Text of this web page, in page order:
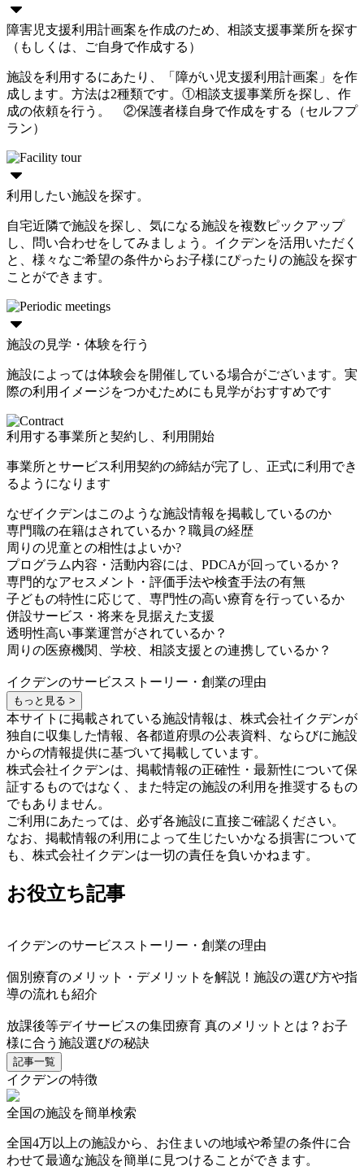
障害児支援利用計画案を作成のため、相談支援事業所を探す
（もしくは、ご自身で作成する）
施設を利用するにあたり、「障がい児支援利用計画案」を作
成します。方法は2種類です。①相談支援事業所を探し、作
成の依頼を行う。 ②保護者様自身で作成をする（セルフプ
ラン）
利用したい施設を探す。
自宅近隣で施設を探し、気になる施設を複数ピックアップ
し、問い合わせをしてみましょう。イクデンを活用いただく
と、様々なご希望の条件からお子様にぴったりの施設を探す
ことができます。
施設の見学・体験を行う
施設によっては体験会を開催している場合がございます。実
際の利用イメージをつかむためにも見学がおすすめです
利用する事業所と契約し、利用開始
事業所とサービス利用契約の締結が完了し、正式に利用でき
るようになります
なぜイクデンはこのような施設情報を掲載しているのか
専門職の在籍はされているか？職員の経歴
周りの児童との相性はよいか?
プログラム内容・活動内容には、PDCAが回っているか？
専門的なアセスメント・評価手法や検査手法の有無
子どもの特性に応じて、専門性の高い療育を行っているか
併設サービス・将来を見据えた支援
透明性高い事業運営がされているか？
周りの医療機関、学校、相談支援との連携しているか？
イクデンのサービスストーリー・創業の理由
もっと見る >
本サイトに掲載されている施設情報は、株式会社イクデンが
独自に収集した情報、各都道府県の公表資料、ならびに施設
からの情報提供に基づいて掲載しています。
株式会社イクデンは、掲載情報の正確性・最新性について保
証するものではなく、また特定の施設の利用を推奨するもの
でもありません。
ご利用にあたっては、必ず各施設に直接ご確認ください。
なお、掲載情報の利用によって生じたいかなる損害について
も、株式会社イクデンは一切の責任を負いかねます。
お役立ち記事
イクデンのサービスストーリー・創業の理由
個別療育のメリット・デメリットを解説！施設の選び方や指
導の流れも紹介
放課後等デイサービスの集団療育 真のメリットとは？お子
様に合う施設選びの秘訣
記事一覧
イクデンの特徴
全国の施設を簡単検索
全国4万以上の施設から、お住まいの地域や希望の条件に合
わせて最適な施設を簡単に見つけることができます。